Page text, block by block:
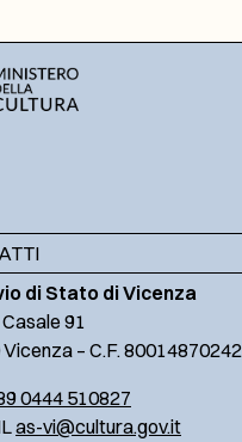
di Stato di Vicenza
91
– C.F. 80014870242
0444 510827
as-vi@cultura.gov.it